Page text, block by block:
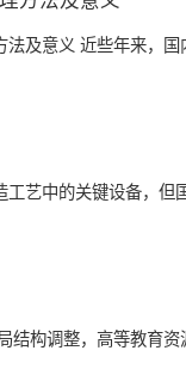
及意义 近些年来，
艺中的关键设备，
结构调整，高等教育